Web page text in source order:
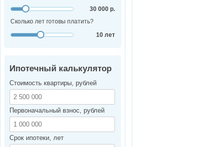
30 000 р.
Сколько лет готовы платить?
10 лет
Ипотечный калькулятор
Стоимость квартиры, рублей
Первоначальный взнос, рублей
Срок ипотеки, лет